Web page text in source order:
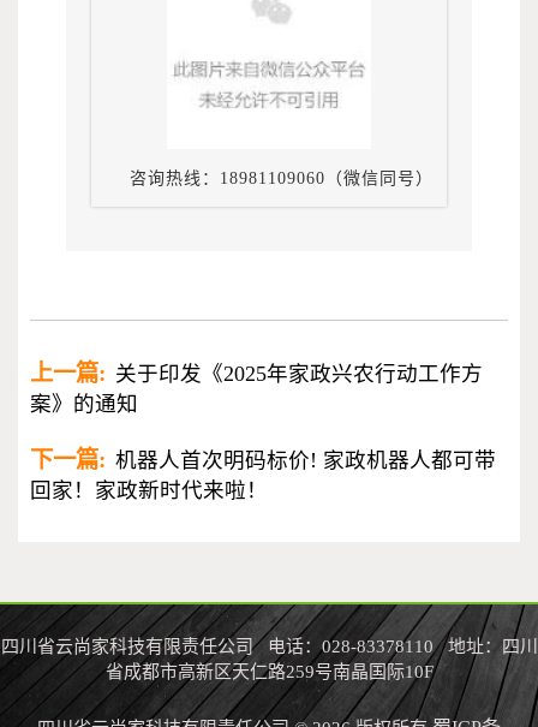
咨询热线：18981109060（微信同号）
上一篇: 关于印发《2025年家政兴农行动工作方
案》的通知
下一篇: 机器人首次明码标价! 家政机器人都可带
回家！家政新时代来啦！
四川省云尚家科技有限责任公司 电话：028-83378110 地址：四川
省成都市高新区天仁路259号南晶国际10F